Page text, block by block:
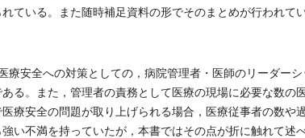
ている。また随時補足資料の形でそのまとめが行われて
安全への対策としての，病院管理者・医師のリーダーシ
る。また，管理者の責務として医療の現場に必要な数の
療安全の問題が取り上げられる場合，医療従事者の数や
い不満を持っていたが，本書ではその点が折に触れて述